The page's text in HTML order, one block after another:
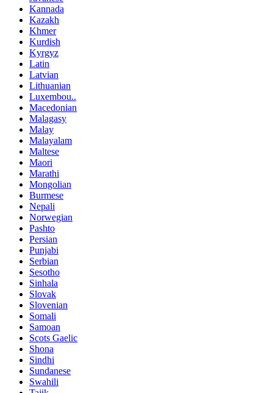
Kannada
Kazakh
Khmer
Kurdish
Kyrgyz
Latin
Latvian
Lithuanian
Luxembou..
Macedonian
Malagasy
Malay
Malayalam
Maltese
Maori
Marathi
Mongolian
Burmese
Nepali
Norwegian
Pashto
Persian
Punjabi
Serbian
Sesotho
Sinhala
Slovak
Slovenian
Somali
Samoan
Scots Gaelic
Shona
Sindhi
Sundanese
Swahili